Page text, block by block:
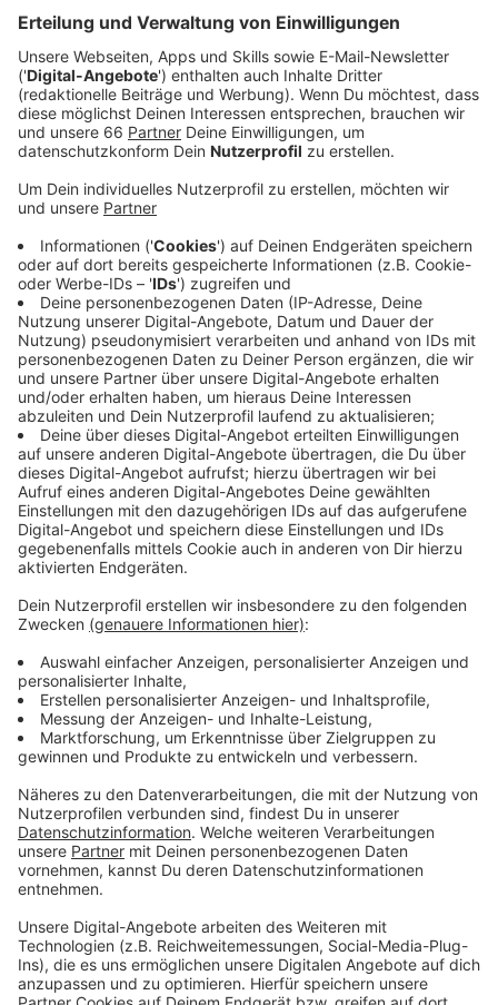
Investoren verdrängen Mieterinnen und
Mieter
Anzeige
Mieter auch hier in Düsseldorf aus ihren Wohnungen.
Der Grund: Sie bringen meist nicht genug Geld für die
Investoren ein, sagt die zuständige Organisation
FiftyFifty. Dazu kommt die generell schwierige Lage
auf dem Wohnungsmarkt. Beides führt dann oft dazu,
dass Menschen am Ende ohne Wohnung dastehen.
Anzeige
Projekt "Wohnen ist ein Menschenrecht"
Anzeige
Genau in diesen Fällen unterstützt das Projekt
Spritze jetzt auch nochmal mit mehr Man-Power, heißt
es. Besonders betroffen von diesem Wohnungs-
Problem sind ärmere, kranke, migrantische und auch
ältere Mieterinnen und Mieter.
Anzeige
Weitere Infos und Links zum Thema:
Hier seht ihr, welche Projekte ihr mit einem Los